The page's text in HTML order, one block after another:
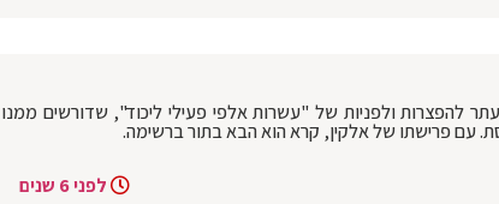
להפצרות ולפניות של "עשרות אלפי פעילי ליכוד", שדורשים ממנו
עם פרישתו של אלקין, קרא הוא הבא בתור ברשימה.
לפני 6 שנים